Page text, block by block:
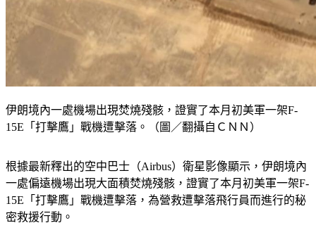
伊朗境內一處機場出現焚燒殘骸，證實了本月初美軍一架F-
根據最新釋出的空中巴士（Airbus）衛星影像顯示，伊朗境內
一處偏遠機場出現大面積焚燒殘骸，證實了本月初美軍一架F-
15E「打擊鷹」戰機遭擊落，為營救遭擊落飛行員而進行的秘